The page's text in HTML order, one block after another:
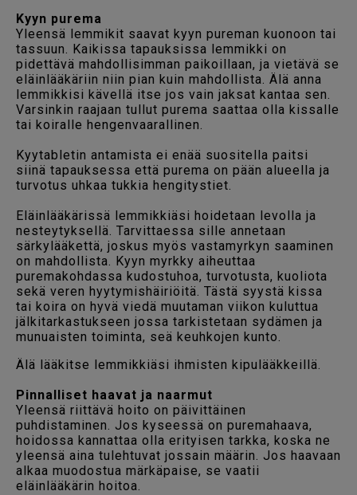
Kyyn purema
Yleensä lemmikit saavat kyyn pureman kuonoon tai
tassuun. Kaikissa tapauksissa lemmikki on
pidettävä mahdollisimman paikoillaan, ja vietävä se
eläinlääkäriin niin pian kuin mahdollista. Älä anna
lemmikkisi kävellä itse jos vain jaksat kantaa sen.
Varsinkin raajaan tullut purema saattaa olla kissalle
tai koiralle hengenvaarallinen.
Kyytabletin antamista ei enää suositella paitsi
siinä tapauksessa että purema on pään alueella ja
turvotus uhkaa tukkia hengitystiet.
Eläinlääkärissä lemmikkiäsi hoidetaan levolla ja
nesteytyksellä. Tarvittaessa sille annetaan
särkylääkettä, joskus myös vastamyrkyn saaminen
on mahdollista. Kyyn myrkky aiheuttaa
puremakohdassa kudostuhoa, turvotusta, kuoliota
sekä veren hyytymishäiriöitä. Tästä syystä kissa
tai koira on hyvä viedä muutaman viikon kuluttua
jälkitarkastukseen jossa tarkistetaan sydämen ja
munuaisten toiminta, seä keuhkojen kunto.
Älä lääkitse lemmikkiäsi ihmisten kipulääkkeillä.
Pinnalliset haavat ja naarmut
Yleensä riittävä hoito on päivittäinen
puhdistaminen. Jos kyseessä on puremahaava,
hoidossa kannattaa olla erityisen tarkka, koska ne
yleensä aina tulehtuvat jossain määrin. Jos haavaan
alkaa muodostua märkäpaise, se vaatii
eläinlääkärin hoitoa.